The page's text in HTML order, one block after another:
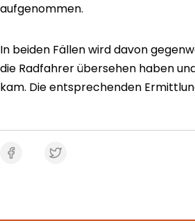
aufgenommen.
In beiden Fällen wird davon
die Radfahrer übersehen haben
kam. Die entsprechenden